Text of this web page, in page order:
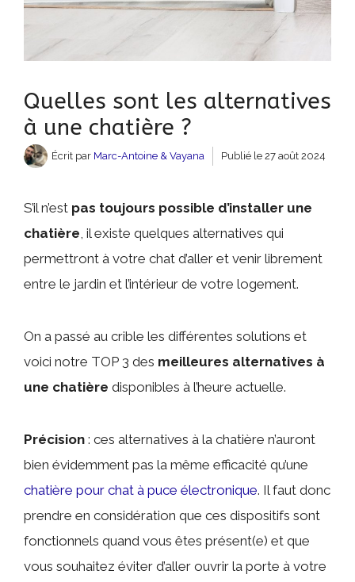
Quelles sont les alternatives
à une chatière ?
Écrit par Marc-Antoine & Vayana Publié le 27 août 2024
S’il n’est pas toujours possible d’installer une
chatière, il existe quelques alternatives qui
permettront à votre chat d’aller et venir librement
entre le jardin et l’intérieur de votre logement.
On a passé au crible les différentes solutions et
voici notre TOP 3 des meilleures alternatives à
une chatière disponibles à l’heure actuelle.
Précision : ces alternatives à la chatière n’auront
bien évidemment pas la même efficacité qu’une
chatière pour chat à puce électronique. Il faut donc
prendre en considération que ces dispositifs sont
fonctionnels quand vous êtes présent(e) et que
vous souhaitez éviter d’aller ouvrir la porte à votre